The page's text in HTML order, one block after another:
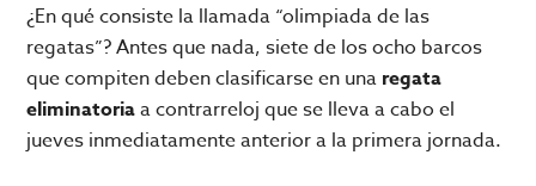
¿En qué consiste la llamada “olimpiada de las
regatas”? Antes que nada, siete de los ocho barcos
que compiten deben clasificarse en una regata
eliminatoriaa contrarreloj que se lleva a cabo el
jueves inmediatamente anterior a la primera jornada.